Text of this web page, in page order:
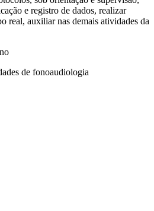
e registro de dados, realizar
real, auxiliar nas demais atividades da
de fonoaudiologia